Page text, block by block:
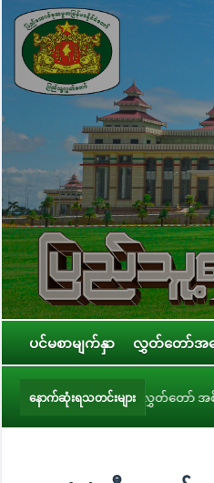
ပင်မစာမျက်နှာ လွှတ်တော်အက
နောက်ဆုံးရသတင်းများ
တ်တော် အစိုးရ၏ အာမခံချက်များ၊ ကတိ